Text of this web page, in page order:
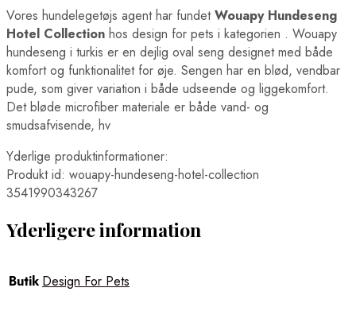
Vores hundelegetøjs agent har fundetWouapy Hundeseng
Hotel Collection hos design for pets i kategorien . Wouapy
hundeseng i turkis er en dejlig oval seng designet med både
komfort og funktionalitet for øje. Sengen har en blød, vendbar
pude, som giver variation i både udseende og liggekomfort.
Det bløde microfiber materiale er både vand- og
smudsafvisende, hv
Yderlige produktinformationer:
Produkt id: wouapy-hundeseng-hotel-collection
3541990343267
Yderligere information
Butik Design For Pets